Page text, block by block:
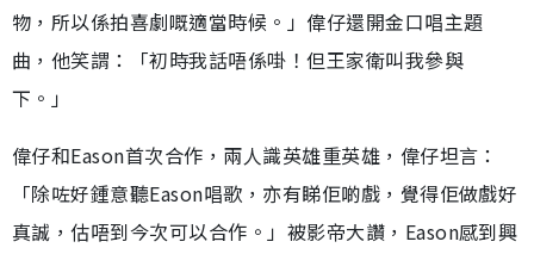
物，所以係拍喜劇嘅適當時候。」偉仔還開金口唱主題
曲，他笑謂：「初時我話唔係啩！但王家衛叫我參與
下。」
偉仔和Eason首次合作，兩人識英雄重英雄，偉仔坦言：
「除咗好鍾意聽Eason唱歌，亦有睇佢啲戲，覺得佢做戲好
真誠，估唔到今次可以合作。」被影帝大讚，Eason感到興